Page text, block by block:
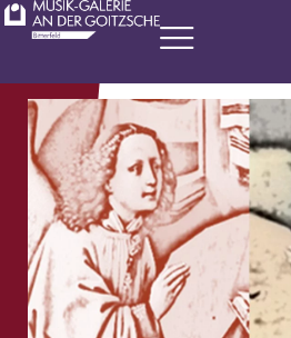
Zum
Inhalt